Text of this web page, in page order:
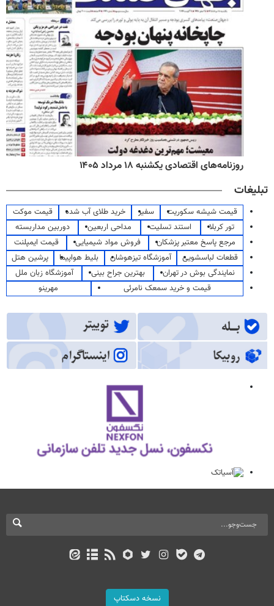
روزنامه‌های اقتصادی یکشنبه ۱۸ مرداد ۱۴۰۵
تبلیغات
قیمت شیشه سکوریت سفیر خرید طلای آب شده
قیمت موکت
تور کربلا
استند تسلیت مداحی اربعین
دوربین مداربسته
مرجع پاسخ معتبر پزشکان
فروش مواد شیمیایی
قیمت ایمپلنت
قطعات لباسشویی
آموزشگاه تیزهوشان بلیط هواپیما
پرشین هتل
نمایندگی بوش در تهران
بهترین جراح بینی
آموزشگاه زبان ملل
قیمت و خرید سمعک نامرئی
مهرینو
نسخه دسکتاپ